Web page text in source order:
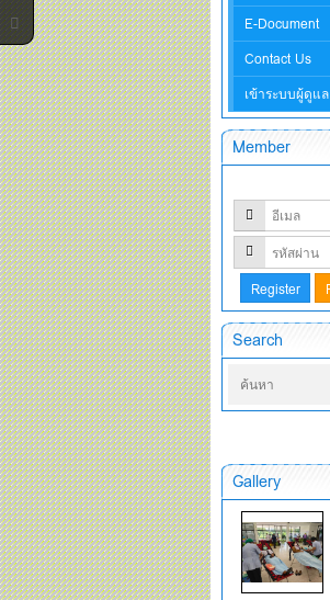
E-Document
Contact Us
เข้าระบบผู้ดูแล
Member
Search
Gallery